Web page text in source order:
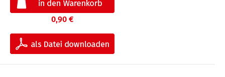
0,90 €